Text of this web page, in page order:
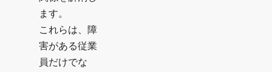
ます。
これらは、障
害がある従業
員だけでな